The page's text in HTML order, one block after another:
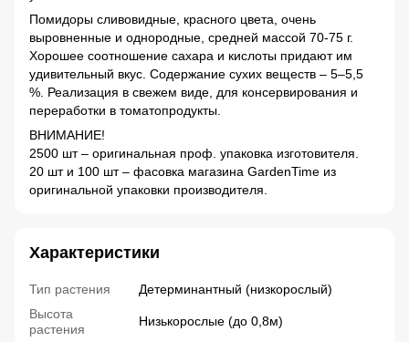
Помидоры сливовидные, красного цвета, очень
выровненные и однородные, средней массой 70-75 г.
Хорошее соотношение сахара и кислоты придают им
удивительный вкус. Содержание сухих веществ – 5–5,5
%. Реализация в свежем виде, для консервирования и
переработки в томатопродукты.
ВНИМАНИЕ!
2500 шт – оригинальная проф. упаковка изготовителя.
20 шт и 100 шт – фасовка магазина GardenTime из
оригинальной упаковки производителя.
Характеристики
Тип растения
Детерминантный (низкорослый)
Высота
растения
Низькорослые (до 0,8м)